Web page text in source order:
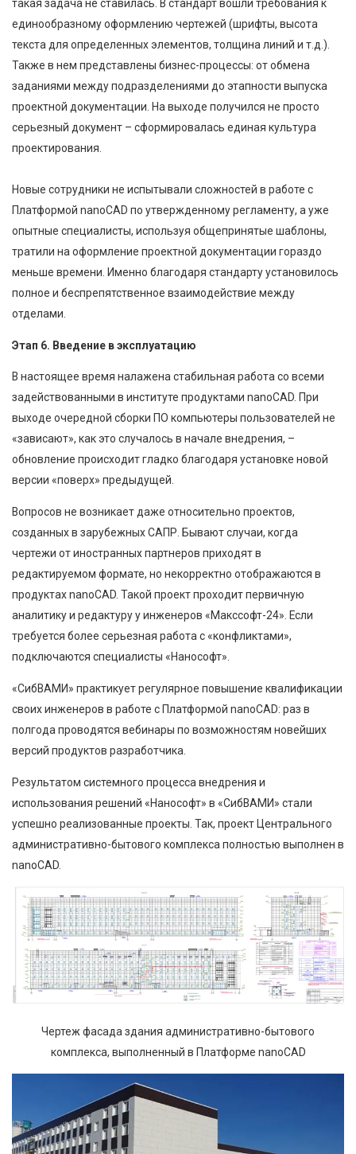
такая задача не ставилась. В стандарт вошли требования к
единообразному оформлению чертежей (шрифты, высота
текста для определенных элементов, толщина линий и т.д.).
Также в нем представлены бизнес-процессы: от обмена
заданиями между подразделениями до этапности выпуска
проектной документации. На выходе получился не просто
серьезный документ – сформировалась единая культура
проектирования.
Новые сотрудники не испытывали сложностей в работе с
Платформой nanoCAD по утвержденному регламенту, а уже
опытные специалисты, используя общепринятые шаблоны,
тратили на оформление проектной документации гораздо
меньше времени. Именно благодаря стандарту установилось
полное и беспрепятственное взаимодействие между
отделами.
Этап 6. Введение в эксплуатацию
В настоящее время налажена стабильная работа со всеми
задействованными в институте продуктами nanoCAD. При
выходе очередной сборки ПО компьютеры пользователей не
«зависают», как это случалось в начале внедрения, –
обновление происходит гладко благодаря установке новой
версии «поверх» предыдущей.
Вопросов не возникает даже относительно проектов,
созданных в зарубежных САПР. Бывают случаи, когда
чертежи от иностранных партнеров приходят в
редактируемом формате, но некорректно отображаются в
продуктах nanoCAD. Такой проект проходит первичную
аналитику и редактуру у инженеров «Макссофт-24». Если
требуется более серьезная работа с «конфликтами»,
подключаются специалисты «Нанософт».
«СибВАМИ» практикует регулярное повышение квалификации
своих инженеров в работе с Платформой nanoCAD: раз в
полгода проводятся вебинары по возможностям новейших
версий продуктов разработчика.
Результатом системного процесса внедрения и
использования решений «Нанософт» в «СибВАМИ» стали
успешно реализованные проекты. Так, проект Центрального
административно-бытового комплекса полностью выполнен в
nanoCAD.
Чертеж фасада здания административно-бытового
комплекса, выполненный в Платформе nanoCAD